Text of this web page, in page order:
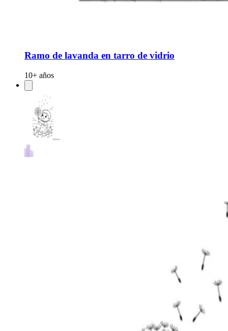
Ramo de lavanda en tarro de vidrio
10+ años